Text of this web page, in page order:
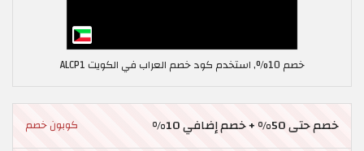
خصم 10%, استخدم كود خصم العراب في الكويت ALCP1
خصم حتى 50% + خصم إضافي 10% كوبون خصم